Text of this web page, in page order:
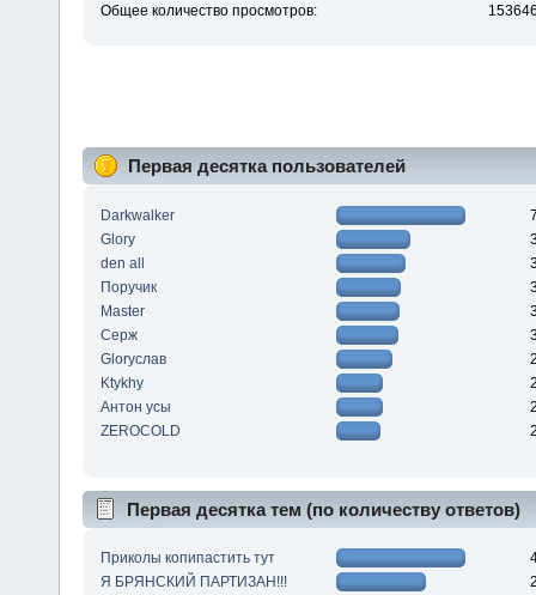
Общее количество просмотров:
Первая десятка пользователей
Darkwalker
Glory
den all
Поручик
Master
Серж
Gloryслав
Ktykhy
Антон усы
ZEROCOLD
Первая десятка тем (по количеству ответов)
Приколы копипастить тут
Я БРЯНСКИЙ ПАРТИЗАН!!!